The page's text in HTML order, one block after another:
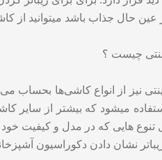
عین حال جذاب باشد میتوانید از
چیست ؟
نیز از انواع کاشی‌ها بحساب
میشود که بیشتر از سایر
تنوع هایی که در مدل و کیفیت
نشان دادن دکوراسیون